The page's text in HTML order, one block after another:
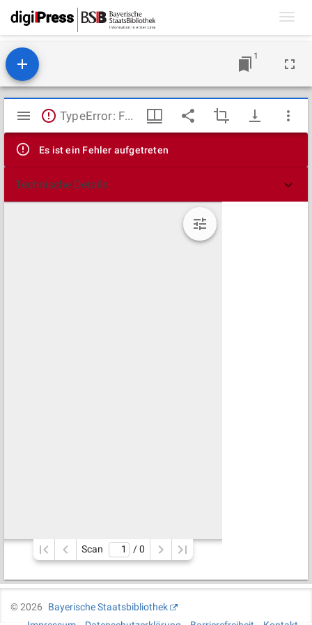
1
Mirador
Viewer
TypeError: Failed to fetch
Es ist ein Fehler aufgetreten
Technische Details
Scan / 0
©2026
Bayerische Staatsbibliothek